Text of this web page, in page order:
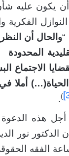
أن يكون عليه
الفكرية
“والحال أن
الاجتماع
أملا
)
.
هذه الدعوة
الدكتور نور
الفقه